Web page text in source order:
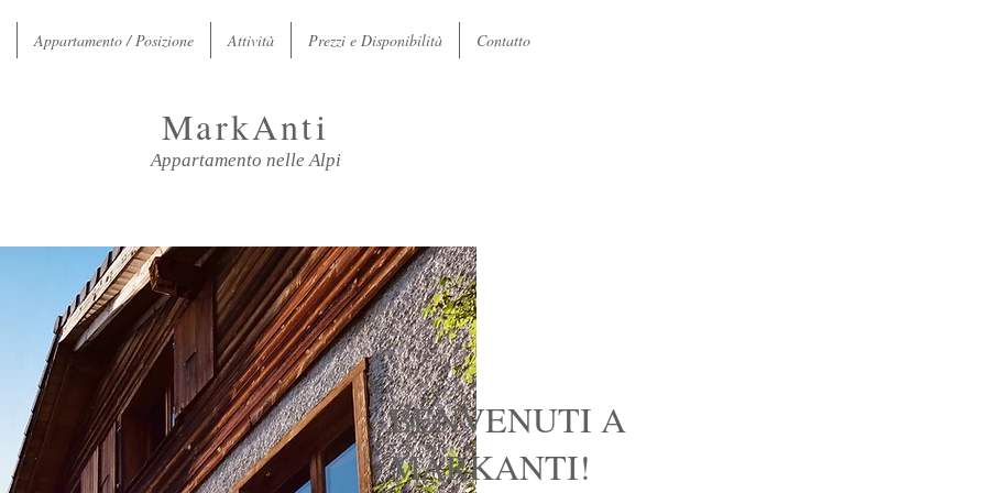
Appartamento / Posizione Attività Prezzi e Disponibilità Contatto
MarkAnti
Appartamento nelle Alpi
BENVENUTI A
MARKANTI!